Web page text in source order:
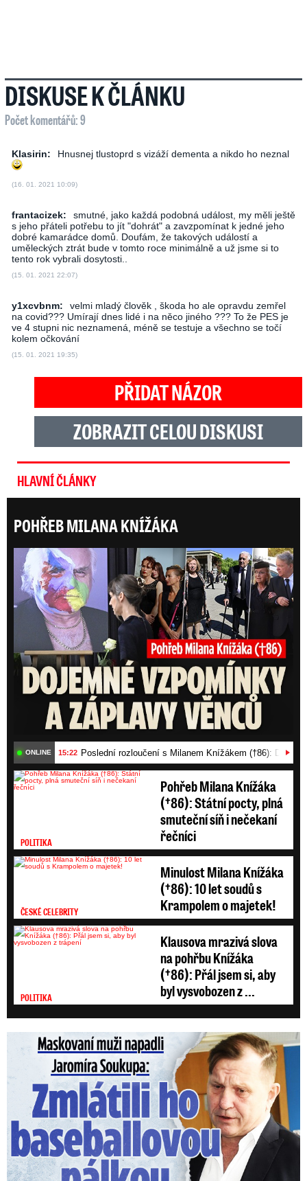
DISKUSE K ČLÁNKU
Počet komentářů: 9
Klasirin: Hnusnej tlustoprd s vizáží dementa a nikdo ho neznal
(16. 01. 2021 10:09)
frantacizek:
smutné, jako každá podobná událost, my měli ještě
s jeho přáteli potřebu to jít "dohrát" a zavzpomínat k jedné jeho
dobré kamarádce domů. Doufám, že takových událostí a
uměleckých ztrát bude v tomto roce minimálně a už jsme si to
tento rok vybrali dosytosti..
(15. 01. 2021 22:07)
y1xcvbnm:
velmi mladý člověk , škoda ho ale opravdu zemřel
na covid??? Umírají dnes lidé i na něco jiného ??? To že PES je
ve 4 stupni nic neznamená, méně se testuje a všechno se točí
kolem očkování
(15. 01. 2021 19:35)
PŘIDAT NÁZOR
ZOBRAZIT CELOU DISKUSI
HLAVNÍ ČLÁNKY
POHŘEB MILANA KNÍŽÁKA
ONLINE 15:22 Poslední rozloučení s Milanem Knížákem (†86):
POLITIKA
Pohřeb Milana Knížáka
(†86): Státní pocty, plná
smuteční síň i nečekaní
řečníci
ČESKÉ CELEBRITY
Minulost Milana Knížáka
(†86): 10 let soudů s
Krampolem o majetek!
POLITIKA
Klausova mrazivá slova
na pohřbu Knížáka
(†86): Přál jsem si, aby
byl vysvobozen z ...
Maskovaní muži napadli Jaromíra Soukupa: Krvavá nakládačka